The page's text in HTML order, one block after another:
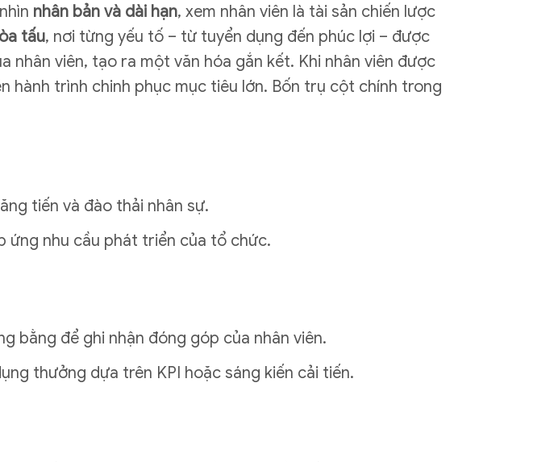
nhân bản và dài hạn, xem nhân viên là tài sản chiến lược
tấu, nơi từng yếu tố – từ tuyển dụng đến phúc lợi – được
nhân viên, tạo ra một văn hóa gắn kết. Khi nhân viên được
hành trình chinh phục mục tiêu lớn. Bốn trụ cột chính trong
tiến và đào thải nhân sự.
ứng nhu cầu phát triển của tổ chức.
bằng để ghi nhận đóng góp của nhân viên.
thưởng dựa trên KPI hoặc sáng kiến cải tiến.